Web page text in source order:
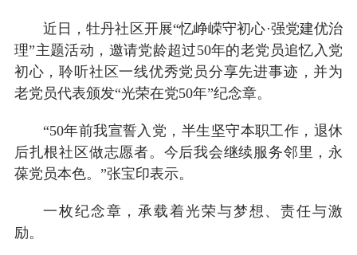
近日，牡丹社区开展“忆峥嵘守初心·强党建优治
理”主题活动，邀请党龄超过50年的老党员追忆入党
初心，聆听社区一线优秀党员分享先进事迹，并为
老党员代表颁发“光荣在党50年”纪念章。
“50年前我宣誓入党，半生坚守本职工作，退休
后扎根社区做志愿者。今后我会继续服务邻里，永
葆党员本色。”张宝印表示。
一枚纪念章，承载着光荣与梦想、责任与激
励。